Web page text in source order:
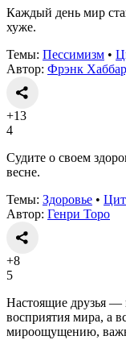
Каждый день мир
хуже.
Темы: Пессимизм •
Автор: Фрэнк
+13
4
Судите о своем
весне.
Темы: Здоровье •
Автор: Генри Торо
+8
5
Настоящие друзья —
восприятия мира, а
мироощущению,